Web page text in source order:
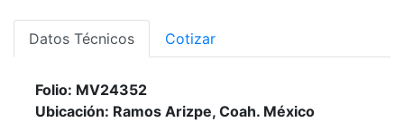
Datos Técnicos Cotizar
Folio: MV24352
Ubicación: Ramos Arizpe, Coah. México